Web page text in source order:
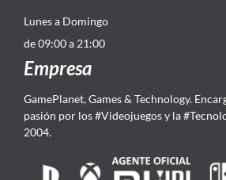
Lunes a Domingo
de 09:00 a 21:00
Empresa
GamePlanet, Games & Technology.
pasión por los #Videojuegos y la
2004.